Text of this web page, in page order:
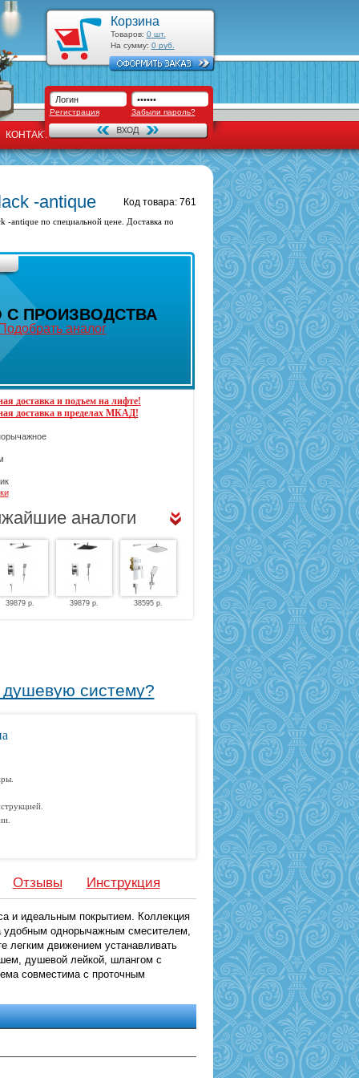
Корзина
Товаров: 0шт.
На сумму: 0руб.
Регистрация Забыли пароль?
КОНТАКТЫ
Код товара: 761
-antique
antique по специальной цене. Доставка по
С ПРОИЗВОДСТВА
аналог
доставка и подъем на лифте!
доставка в пределах МКАД!
аналоги
39879 р. 39879 р. 38595 р.
систему?
Отзывы Инструкция
и идеальным покрытием. Коллекция
удобным однорычажным смесителем,
легким движением устанавливать
душевой лейкой, шлангом с
совместима с проточным